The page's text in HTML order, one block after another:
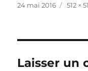
Publié
24 mai 2016
Taille
512 ×
Laisser un